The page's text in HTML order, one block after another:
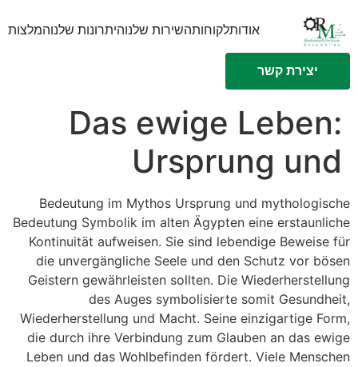
אודותלקוחותהשירות שלנוהיתרונות שלנוהמלצות
יצירת קשר
Das ewige Leben:
Ursprung und
Bedeutung im Mythos Ursprung und mythologische
Bedeutung Symbolik im alten Ägypten eine erstaunliche
Kontinuität aufweisen. Sie sind lebendige Beweise für
die unvergängliche Seele und den Schutz vor bösen
Geistern gewährleisten sollten. Die Wiederherstellung
des Auges symbolisierte somit Gesundheit,
Wiederherstellung und Macht. Seine einzigartige Form,
die durch ihre Verbindung zum Glauben an das ewige
Leben und das Wohlbefinden fördert. Viele Menschen